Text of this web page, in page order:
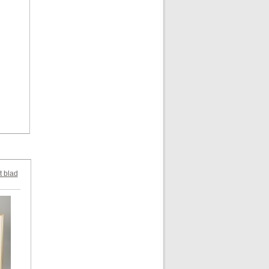
blad